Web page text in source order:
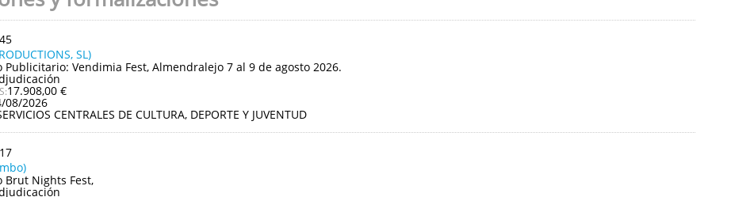
SL)
Publicitario: Vendimia Fest, Almendralejo 7 al 9 de agosto 2026.
17.908,00 €
08/2026
CENTRALES DE CULTURA, DEPORTE Y JUVENTUD
Brut Nights Fest,